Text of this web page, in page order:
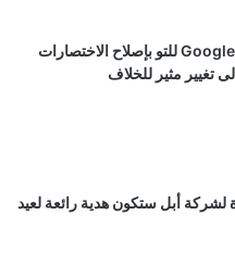
بحقوقها في اختيار
لشبكة باراماونت+ وسي
لقد قامت خدمة Google للتو بإصلاح الاختصارات
تغيير مثير للخلاف
لشركة أبل ستكون هدية رائعة لعيد